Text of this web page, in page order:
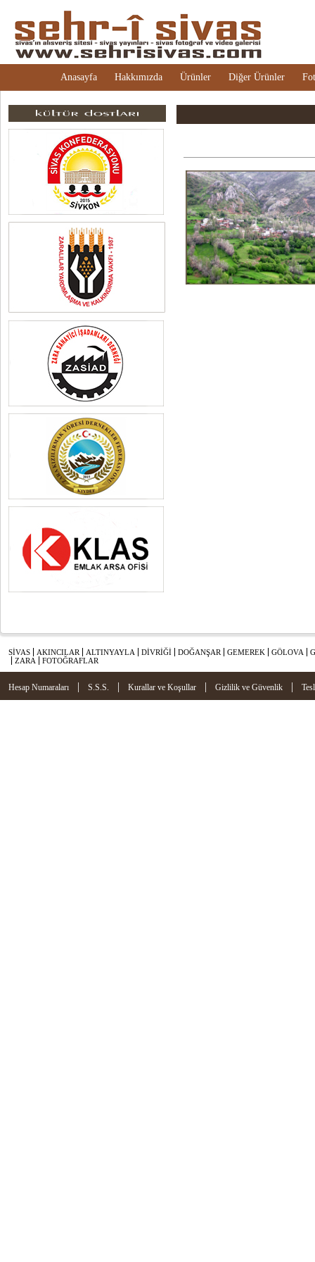
Anasayfa Hakkımızda Ürünler Diğer Ürünler
SİVAS AKINCILAR ALTINYAYLA DİVRİĞİ DOĞANŞAR GEMEREK GÖLOVA
ZARA
FOTOĞRAFLAR
Hesap Numaraları | S.S.S. | Kurallar ve Koşullar | Gizlilik ve Güvenlik |